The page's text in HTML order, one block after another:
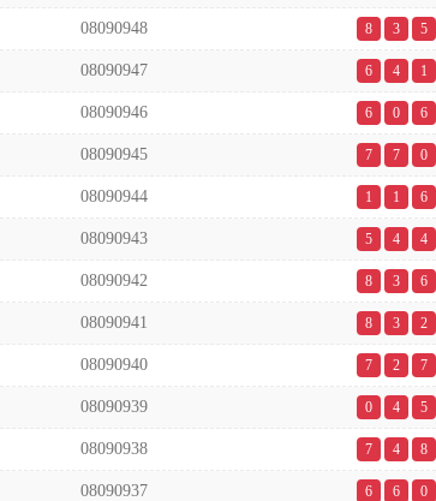
08090948 8 3 5
08090947 6 4 1
08090946 6 0 6
08090945 7 7 0
08090944 1 1 6
08090943 5 4 4
08090942 8 3 6
08090941 8 3 2
08090940 7 2 7
08090939 0 4 5
08090938 7 4 8
08090937 6 6 0